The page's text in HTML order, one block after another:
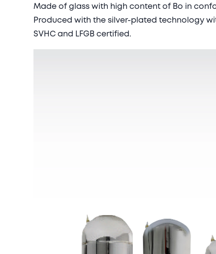
Made of glass with high content of Bo in
Produced with the silver-plated technology
SVHC and LFGB certified.